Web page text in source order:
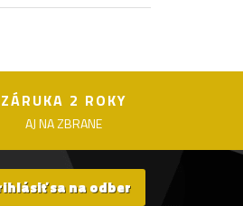
ZÁRUKA 2 ROKY
AJ NA ZBRANE
sa na odber